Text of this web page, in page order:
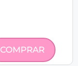
COMPRAR